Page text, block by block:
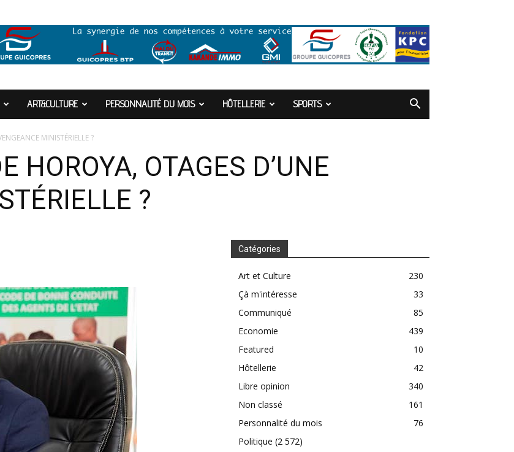
ART&CULTURE PERSONNALITÉ DU MOIS HÔTELLERIE SPORTS
MINISTÉRIELLE ?
HOROYA, OTAGES D’UNE
?
Catégories
Art et Culture
230
Çà m'intéresse
33
Communiqué
85
Economie
439
Featured
10
Hôtellerie
42
Libre opinion
340
Non classé
161
Personnalité du mois
76
Politique (2 572)